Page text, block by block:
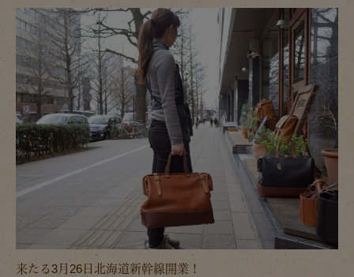
来たる3月26日北海道新幹線開業！